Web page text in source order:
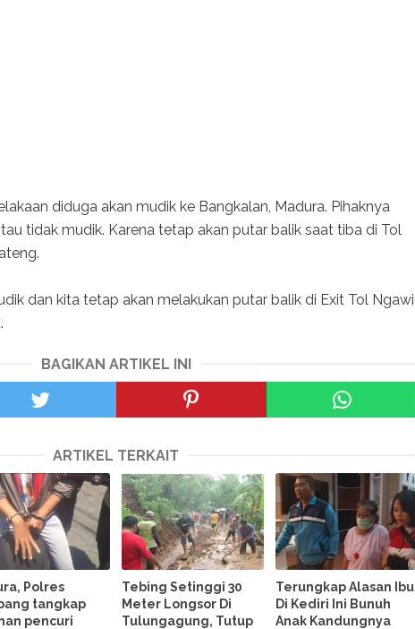
diduga akan mudik ke Bangkalan, Madura. Pihaknya
tidak mudik. Karena tetap akan putar balik saat tiba di Tol
dan kita tetap akan melakukan putar balik di Exit Tol Ngawi
BAGIKAN ARTIKEL INI
ARTIKEL TERKAIT
Polres
tangkap
pencuri
Tebing Setinggi 30
Meter Longsor Di
Tulungagung, Tutup
Terungkap Alasan Ibu
Di Kediri Ini Bunuh
Anak Kandungnya